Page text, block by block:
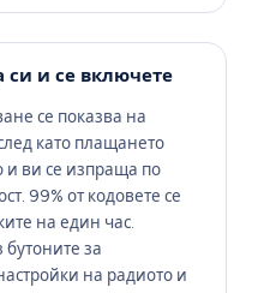
си и се включете
се показва на
като плащането
и ви се изпраща по
99% от кодовете се
на един час.
бутоните за
на радиото и